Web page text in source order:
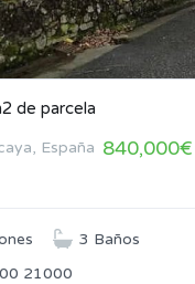
de parcela
España 840,000€
3 Baños
21000